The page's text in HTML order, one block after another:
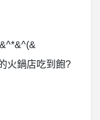
火鍋店吃到飽?